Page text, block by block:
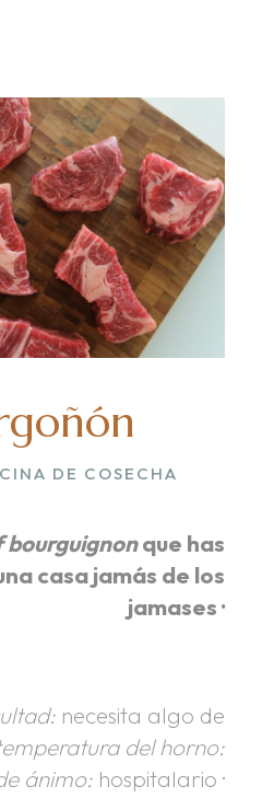
DE COSECHA
bourguignonque has
casa jamás de los
jamases ·
necesita algo de
del horno:
ánimo: hospitalario ·